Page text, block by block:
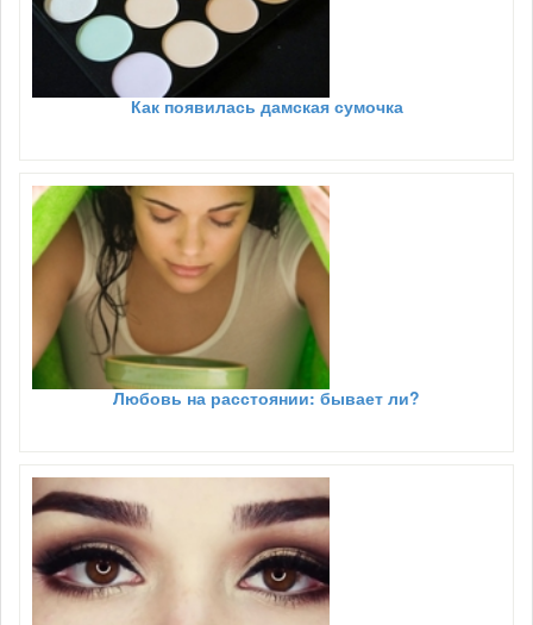
Как появилась дамская сумочка
Любовь на расстоянии: бывает ли?